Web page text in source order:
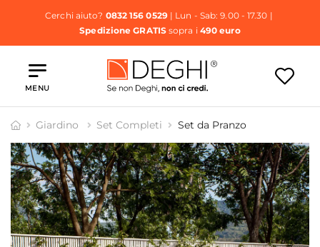
Cerchi aiuto? 0832 156 0529| Lun - Sab: 9.00 - 17.30 |
Spedizione GRATISsopra i 490 euro
MENU
Giardino Set Completi Set da Pranzo